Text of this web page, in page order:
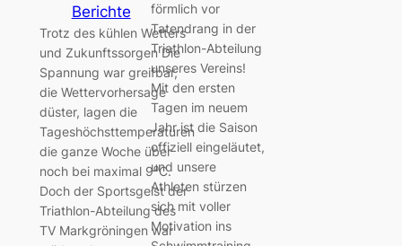
Berichte
Trotz des kühlen Wetters
und Zukunftssorgen Die
Spannung war greifbar,
die Wettervorhersage
düster, lagen die
Tageshöchsttemperaturen
die ganze Woche über
noch bei maximal 9⁰C.
Doch der Sportsgeist der
Triathlon-Abteilung des
TV Markgröningen war
förmlich vor
Tatendrang in der
Triathlon-Abteilung
unseres Vereins!
Mit den ersten
Tagen im neuem
Jahr ist die Saison
offiziell eingeläutet,
und unsere
Athleten stürzen
sich mit voller
Motivation ins